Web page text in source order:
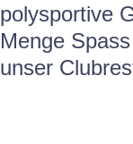
polysportive
Menge
unser